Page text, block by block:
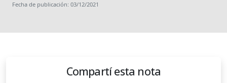
Fecha de publicación: 03/12/2021
Compartí esta nota